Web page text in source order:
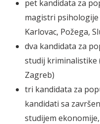
pet kandidata za
magistri psihologije
Karlovac, Požega,
dva kandidata za
studij kriminalistike
Zagreb)
tri kandidata za
kandidati sa
studijem